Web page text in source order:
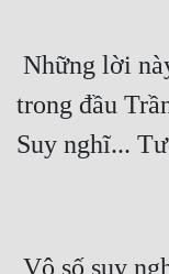
trong đầu
Suy nghĩ...